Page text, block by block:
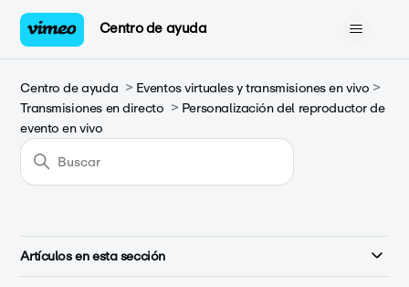
Centro de ayuda
Centro de ayuda
Eventos virtuales y transmisiones en vivo
Transmisiones en directo
Personalización del reproductor de
evento en vivo
Artículos en esta sección